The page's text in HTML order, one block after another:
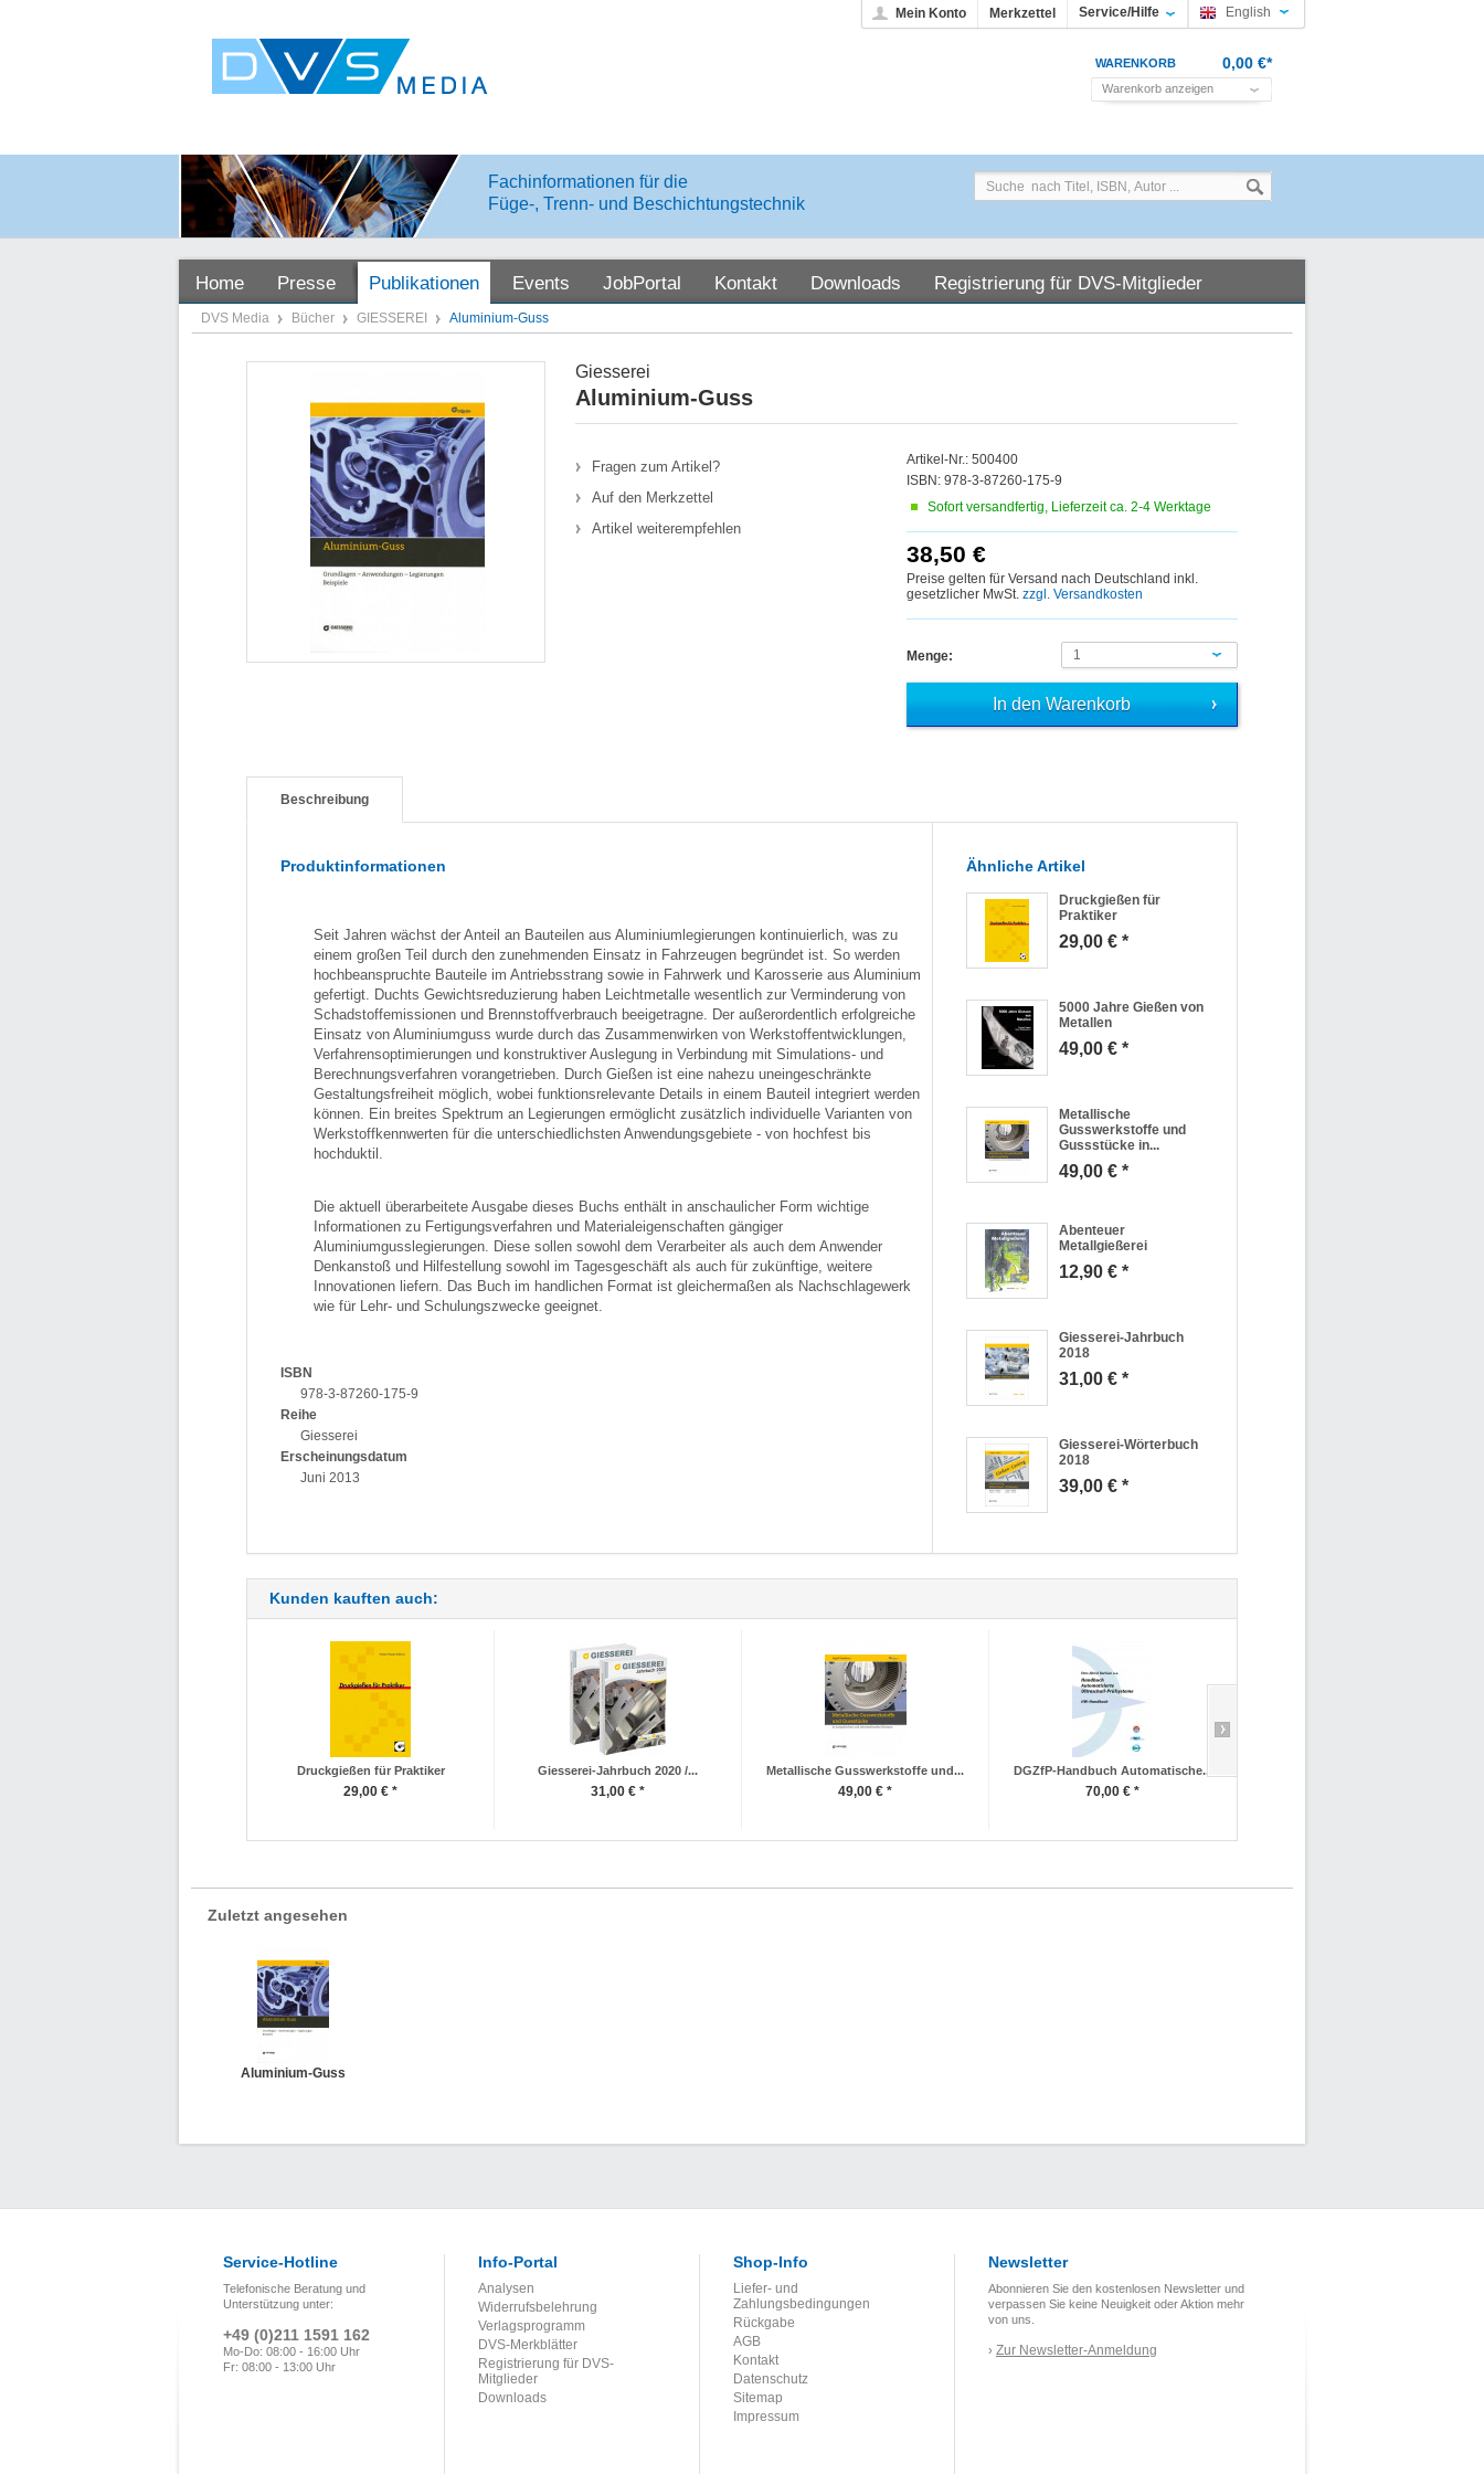
Mein Konto Merkzettel Service/Hilfe English
WARENKORB 0,00 €*
Warenkorb anzeigen
Fachinformationen für die
Füge-, Trenn- und Beschichtungstechnik
Home Presse Publikationen Events JobPortal Kontakt Downloads Registrierung für DVS-Mitglieder
DVS Media Bücher GIESSEREI Aluminium-Guss
Giesserei
Aluminium-Guss
Fragen zum Artikel?
Auf den Merkzettel
Artikel weiterempfehlen
Artikel-Nr.: 500400
ISBN: 978-3-87260-175-9
Sofort versandfertig, Lieferzeit ca. 2-4 Werktage
38,50 €
Preise gelten für Versand nach Deutschland inkl.
gesetzlicher MwSt. zzgl. Versandkosten
Menge: 1
Beschreibung
Produktinformationen
Seit Jahren wächst der Anteil an Bauteilen aus Aluminiumlegierungen kontinuierlich, was zu
einem großen Teil durch den zunehmenden Einsatz in Fahrzeugen begründet ist. So werden
hochbeanspruchte Bauteile im Antriebsstrang sowie in Fahrwerk und Karosserie aus Aluminium
gefertigt. Duchts Gewichtsreduzierung haben Leichtmetalle wesentlich zur Verminderung von
Schadstoffemissionen und Brennstoffverbrauch beeigetragne. Der außerordentlich erfolgreiche
Einsatz von Aluminiumguss wurde durch das Zusammenwirken von Werkstoffentwicklungen,
Verfahrensoptimierungen und konstruktiver Auslegung in Verbindung mit Simulations- und
Berechnungsverfahren vorangetrieben. Durch Gießen ist eine nahezu uneingeschränkte
Gestaltungsfreiheit möglich, wobei funktionsrelevante Details in einem Bauteil integriert werden
können. Ein breites Spektrum an Legierungen ermöglicht zusätzlich individuelle Varianten von
Werkstoffkennwerten für die unterschiedlichsten Anwendungsgebiete - von hochfest bis
hochduktil.
Die aktuell überarbeitete Ausgabe dieses Buchs enthält in anschaulicher Form wichtige
Informationen zu Fertigungsverfahren und Materialeigenschaften gängiger
Aluminiumgusslegierungen. Diese sollen sowohl dem Verarbeiter als auch dem Anwender
Denkanstoß und Hilfestellung sowohl im Tagesgeschäft als auch für zukünftige, weitere
Innovationen liefern. Das Buch im handlichen Format ist gleichermaßen als Nachschlagewerk
wie für Lehr- und Schulungszwecke geeignet.
ISBN
978-3-87260-175-9
Reihe
Giesserei
Erscheinungsdatum
Juni 2013
Ähnliche Artikel
Druckgießen für
Praktiker
29,00 € *
5000 Jahre Gießen von
Metallen
49,00 € *
Metallische
Gusswerkstoffe und
Gussstücke in...
49,00 € *
Abenteuer
Metallgießerei
12,90 € *
Giesserei-Jahrbuch
2018
31,00 € *
Giesserei-Wörterbuch
2018
39,00 € *
Kunden kauften auch:
Druckgießen für Praktiker
29,00 € *
Giesserei-Jahrbuch 2020 /...
31,00 € *
Metallische Gusswerkstoffe und...
49,00 € *
DGZfP-Handbuch Automatische...
70,00 € *
Zuletzt angesehen
Aluminium-Guss
Service-Hotline
Telefonische Beratung und
Unterstützung unter:
+49 (0)211 1591 162
Mo-Do: 08:00 - 16:00 Uhr
Fr: 08:00 - 13:00 Uhr
Info-Portal
Analysen
Widerrufsbelehrung
Verlagsprogramm
DVS-Merkblätter
Registrierung für DVS-
Mitglieder
Downloads
Shop-Info
Liefer- und
Zahlungsbedingungen
Rückgabe
AGB
Kontakt
Datenschutz
Sitemap
Impressum
Newsletter
Abonnieren Sie den kostenlosen Newsletter und
verpassen Sie keine Neuigkeit oder Aktion mehr
von uns.
› Zur Newsletter-Anmeldung